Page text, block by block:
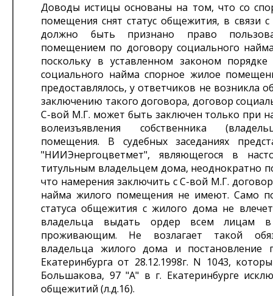
Доводы истицы основаны на том, что со
помещения снят статус общежития, в связи
должно 6ыть признано право
помещением по договору социального
поскольку в уставленном законом
социального найма спорное жилое
предоставлялось, у ответчиков не возникла
заключению такого договора, договор
С-вой М.Г. может быть заключен только при
волеизъявления собственника
помещения. В судебных заседаниях
"НИИЭнергоцветмет", являющегося в
титульным владельцем дома, неоднократно
что намерения заключить с С-вой М.Г.
найма жилого помещения не имеют. Само
статуса общежития с жилого дома не
владельца выдать ордер всем лицам
проживающим. Не возлагает такой
владельца жилого дома и постановление
Екатеринбурга от 28.12.1998г. N 1043,
Большакова, 97 "А" в г. Екатеринбурге
общежитий (л.д.16).